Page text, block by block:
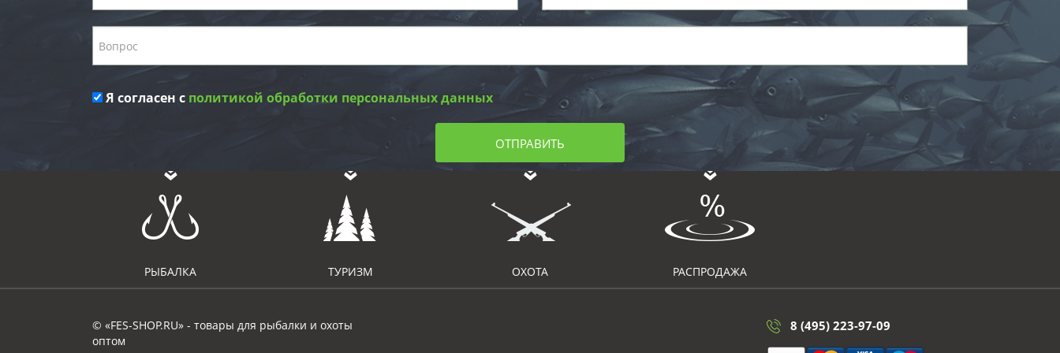
Я согласен с политикой обработки персональных данных
ОТПРАВИТЬ
РЫБАЛКА ТУРИЗМ ОХОТА РАСПРОДАЖА
© «FES-SHOP.RU» - товары для рыбалки и охоты
оптом
8 (495) 223-97-09